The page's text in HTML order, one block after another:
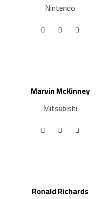
Nintendo
Marvin McKinney
Mitsubishi
Ronald Richards